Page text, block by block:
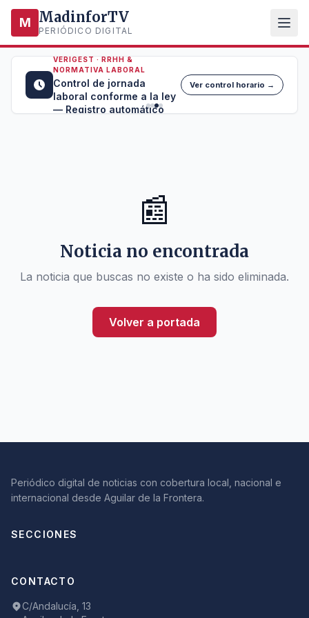
M MadinforTV
PERIÓDICO DIGITAL
VERIGEST · RRHH &
NORMATIVA LABORAL
Control de jornada
laboral conforme a la ley
— Registro automático
Ver control horario →
📰
Noticia no encontrada
La noticia que buscas no existe o ha sido eliminada.
Volver a portada
Periódico digital de noticias con cobertura local, nacional e
internacional desde Aguilar de la Frontera.
SECCIONES
CONTACTO
C/Andalucía, 13